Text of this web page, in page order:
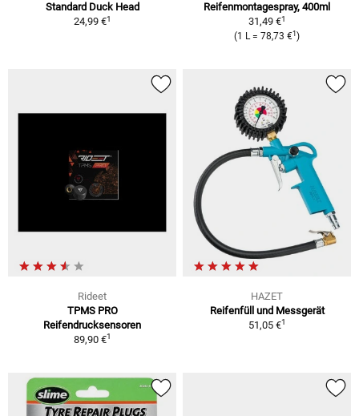
Standard Duck Head
24,99 €1
Reifenmontagespray, 400ml
31,49 €1
(1 L = 78,73 €1 )
Rideet
TPMS PRO
Reifendrucksensoren
89,90 €1
HAZET
Reifenfüll und Messgerät
51,05 €1